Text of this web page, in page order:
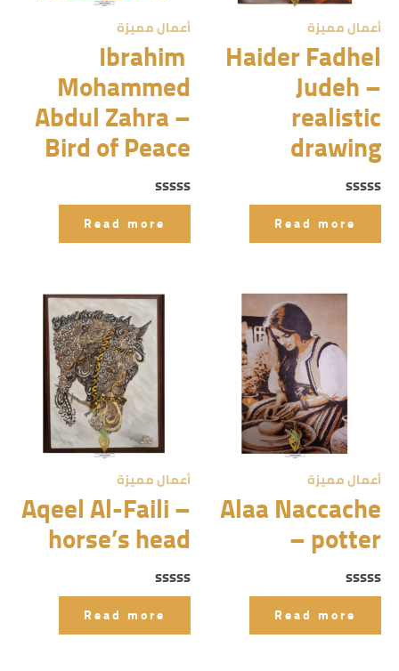
أعمال مميزة
Haider Fadhel
Judeh –
realistic
drawing
Rated
out
Read more
أعمال مميزة
Ibrahim
Mohammed
Abdul Zahra –
Bird of Peace
Rated
out
Read more
أعمال مميزة
Alaa Naccache
– potter
Rated
out
Read more
أعمال مميزة
Aqeel Al-Faili –
horse’s head
Rated
out
Read more